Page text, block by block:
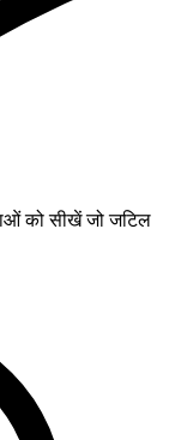
को सीखें जो जटिल